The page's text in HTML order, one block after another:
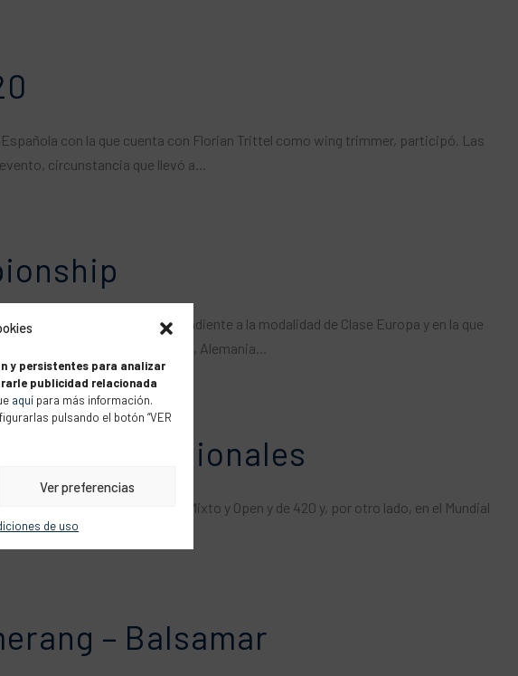
y persistentes para analizar
publicidad relacionada
aquí para más información.
pulsando el botón “VER
Ver preferencias
de uso
con la que cuenta con Florian Trittel como wing trimmer, participó. Las
circunstancia que llevó a...
deportiva de vela correspondiente a la modalidad de Clase Europa y en la que
Finlandia, Francia, Suecia, Alemania...
internacionales
de Europa Juvenil de 470 Mixto y Open y de 420 y, por otro lado, en el Mundial
– Balsamar